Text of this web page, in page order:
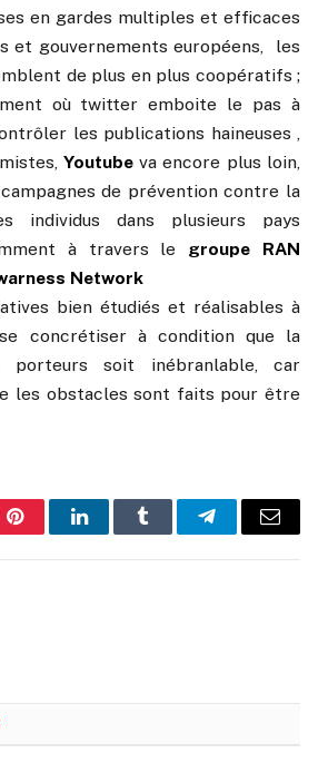
en gardes multiples et efficaces
et gouvernements européens, les
de plus en plus coopératifs ;
où twitter emboite le pas à
les publications haineuses ,
Youtubeva encore plus loin,
de prévention contre la
individus dans plusieurs pays
à travers le groupe RAN
Network
bien étudiés et réalisables à
concrétiser à condition que la
porteurs soit inébranlable, car
les obstacles sont faits pour être
PinterestLinkedInTumblr TelegramEmail